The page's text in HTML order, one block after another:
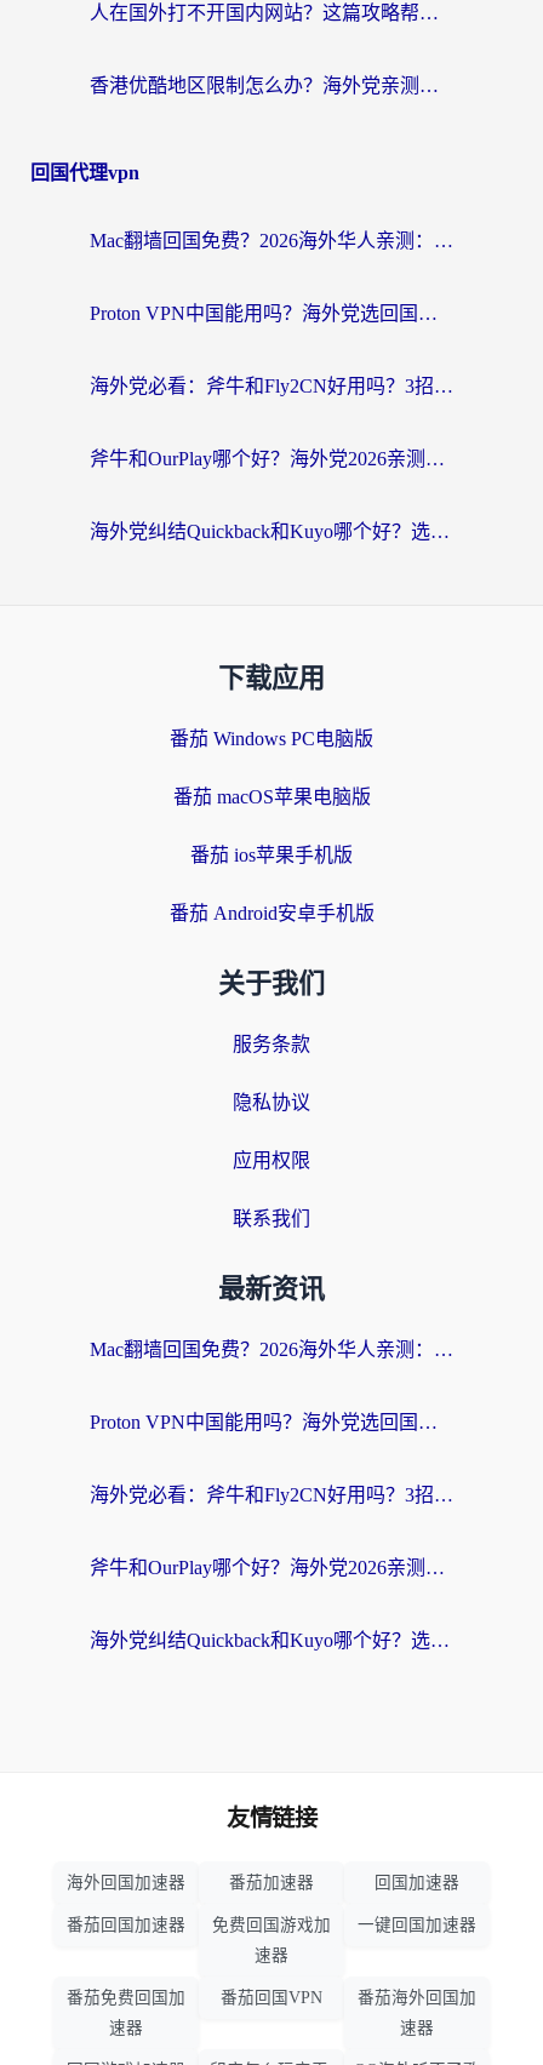
人在国外打不开国内网站？这篇攻略帮你无缝解锁国内资源（附交管12123使用技巧）
香港优酷地区限制怎么办？海外党亲测有效的追剧解决方案
回国代理vpn
Mac翻墙回国免费？2026海外华人亲测：从CCTV5直播到国内APP，这样选加速器才靠谱
Proton VPN中国能用吗？海外党选回国加速器的避坑指南（附番茄加速器实测）
海外党必看：斧牛和Fly2CN好用吗？3招教你选对回国加速器（附免费试用攻略）
斧牛和OurPlay哪个好？海外党2026亲测：选对加速器，国内资源秒加载
海外党纠结Quickback和Kuyo哪个好？选对回国加速器才能无缝刷国内资源
下载应用
番茄 Windows PC电脑版
番茄 macOS苹果电脑版
番茄 ios苹果手机版
番茄 Android安卓手机版
关于我们
服务条款
隐私协议
应用权限
联系我们
最新资讯
Mac翻墙回国免费？2026海外华人亲测：从CCTV5直播到国内APP，这样选加速器才靠谱
Proton VPN中国能用吗？海外党选回国加速器的避坑指南（附番茄加速器实测）
海外党必看：斧牛和Fly2CN好用吗？3招教你选对回国加速器（附免费试用攻略）
斧牛和OurPlay哪个好？海外党2026亲测：选对加速器，国内资源秒加载
海外党纠结Quickback和Kuyo哪个好？选对回国加速器才能无缝刷国内资源
友情链接
海外回国加速器 番茄加速器 回国加速器
番茄回国加速器
免费回国游戏加
速器
一键回国加速器
番茄免费回国加
速器
番茄回国VPN
番茄海外回国加
速器